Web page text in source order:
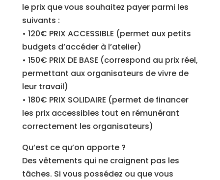
le prix que vous souhaitez payer parmi les
suivants :
• 120€ PRIX ACCESSIBLE (permet aux petits
budgets d’accéder à l’atelier)
• 150€ PRIX DE BASE (correspond au prix réel,
permettant aux organisateurs de vivre de
leur travail)
• 180€ PRIX SOLIDAIRE (permet de financer
les prix accessibles tout en rémunérant
correctement les organisateurs)
Qu’est ce qu’on apporte ?
Des vêtements qui ne craignent pas les
tâches. Si vous possédez ou que vous